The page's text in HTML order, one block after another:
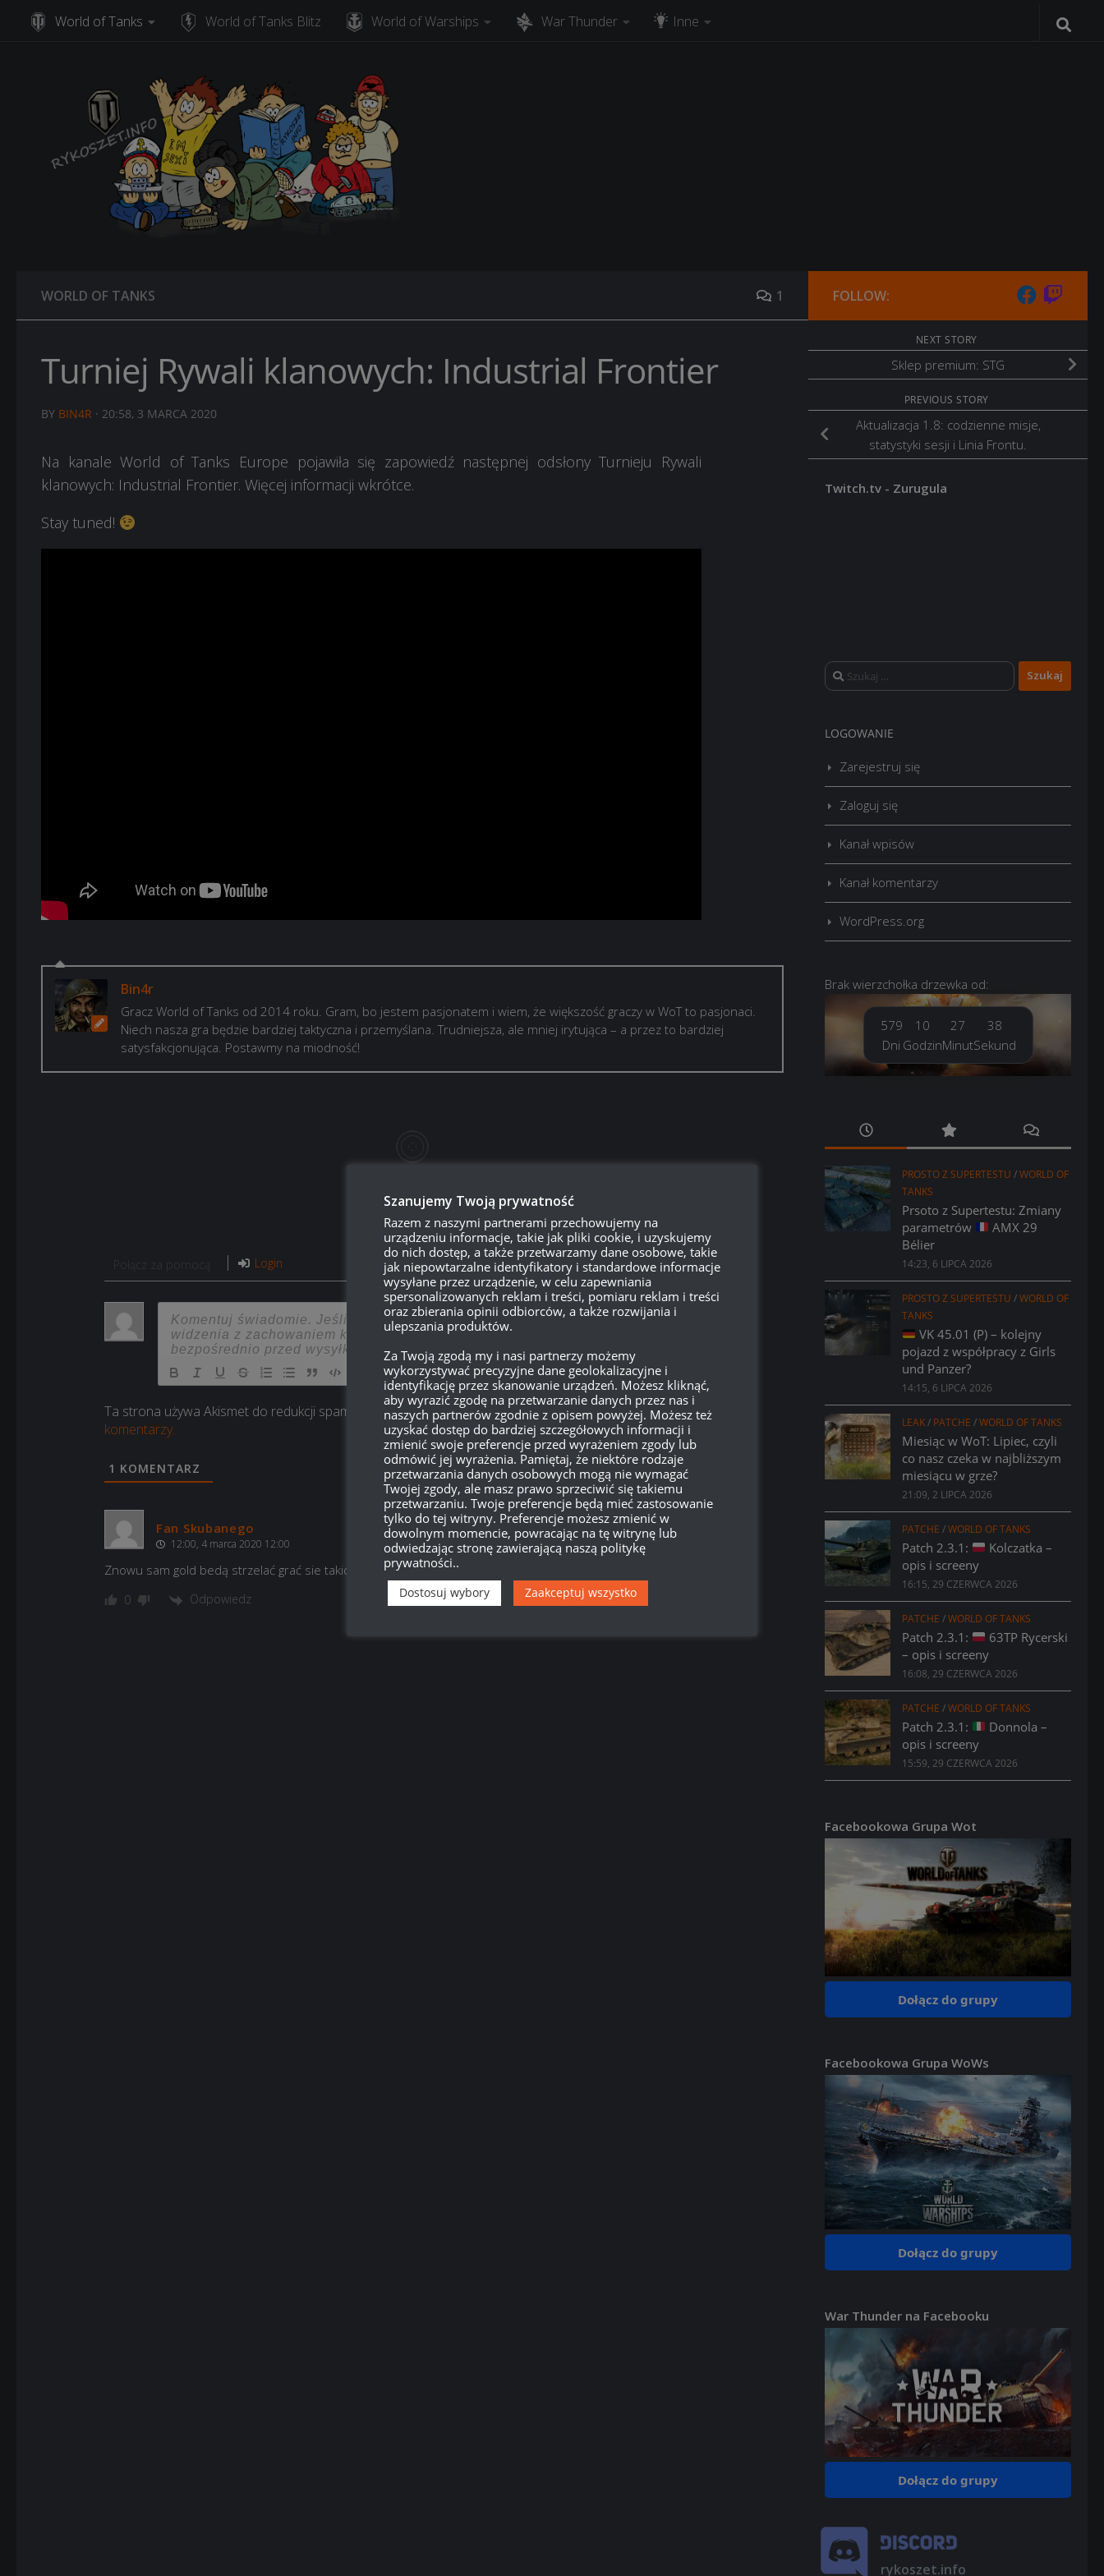
Skip to content
World of Tanks World of Tanks Blitz World of Warships War Thunder Inne
WORLD OF TANKS 1
Turniej Rywali klanowych: Industrial Frontier
BY BIN4R · 20:58, 3 MARCA 2020
Na kanale World of Tanks Europe pojawiła się zapowiedź następnej odsłony Turnieju Rywali
klanowych: Industrial Frontier. Więcej informacji wkrótce.
Stay tuned!
Bin4r
Gracz World of Tanks od 2014 roku. Gram, bo jestem pasjonatem i wiem, że większość graczy w WoT to pasjonaci.
Niech nasza gra będzie bardziej taktyczna i przemyślana. Trudniejsza, ale mniej irytująca – a przez to bardziej
satysfakcjonująca. Postawmy na miodność!
Login
{} [+]
Ta strona używa Akismet do redukcji spamu.
Dowiedz się, w jaki sposób przetwarzane są dane Twoich
komentarzy.
1 KOMENTARZ
Fan Skubanego
12:00, 4 marca 2020 12:00
Znowu sam gold bedą strzelać grać sie takich nie da
0 Odpowiedz
FOLLOW:
NEXT STORY
Sklep premium: STG
PREVIOUS STORY
Aktualizacja 1.8: codzienne misje,
statystyki sesji i Linia Frontu.
Twitch.tv - Zurugula
Szukaj:
LOGOWANIE
Zarejestruj się
Zaloguj się
Kanał wpisów
Kanał komentarzy
WordPress.org
Brak wierzchołka drzewka od:
579
Dni
10
Godzin
27
Minut
39
Sekund
PROSTO Z SUPERTESTU /WORLD OF
TANKS
Prsoto z Supertestu: Zmiany
parametrów
AMX 29
Bélier
14:23, 6 LIPCA 2026
PROSTO Z SUPERTESTU /WORLD OF
TANKS
VK 45.01 (P) – kolejny
pojazd z współpracy z Girls
und Panzer?
14:15, 6 LIPCA 2026
LEAK/ PATCHE /WORLD OF TANKS
Miesiąc w WoT: Lipiec, czyli
co nasz czeka w najbliższym
miesiącu w grze?
21:09, 2 LIPCA 2026
PATCHE /WORLD OF TANKS
Patch 2.3.1:
Kolczatka –
opis i screeny
16:15, 29 CZERWCA 2026
PATCHE /WORLD OF TANKS
Patch 2.3.1:
63TP Rycerski
– opis i screeny
16:08, 29 CZERWCA 2026
PATCHE /WORLD OF TANKS
Patch 2.3.1:
Donnola –
opis i screeny
15:59, 29 CZERWCA 2026
Facebookowa Grupa Wot
Dołącz do grupy
Facebookowa Grupa WoWs
Dołącz do grupy
War Thunder na Facebooku
Dołącz do grupy
rykoszet.info
Szanujemy Twoją prywatność
Razem z naszymi partnerami przechowujemy na
urządzeniu informacje, takie jak pliki cookie, i uzyskujemy
do nich dostęp, a także przetwarzamy dane osobowe, takie
jak niepowtarzalne identyfikatory i standardowe informacje
wysyłane przez urządzenie, w celu zapewniania
spersonalizowanych reklam i treści, pomiaru reklam i treści
oraz zbierania opinii odbiorców, a także rozwijania i
ulepszania produktów.
Za Twoją zgodą my i nasi partnerzy możemy
wykorzystywać precyzyjne dane geolokalizacyjne i
identyfikację przez skanowanie urządzeń. Możesz kliknąć,
aby wyrazić zgodę na przetwarzanie danych przez nas i
naszych partnerów zgodnie z opisem powyżej. Możesz też
uzyskać dostęp do bardziej szczegółowych informacji i
zmienić swoje preferencje przed wyrażeniem zgody lub
odmówić jej wyrażenia. Pamiętaj, że niektóre rodzaje
przetwarzania danych osobowych mogą nie wymagać
Twojej zgody, ale masz prawo sprzeciwić się takiemu
przetwarzaniu. Twoje preferencje będą mieć zastosowanie
tylko do tej witryny. Preferencje możesz zmienić w
dowolnym momencie, powracając na tę witrynę lub
odwiedzając stronę zawierającą naszą politykę
prywatności..
Dostosuj wybory Zaakceptuj wszystko